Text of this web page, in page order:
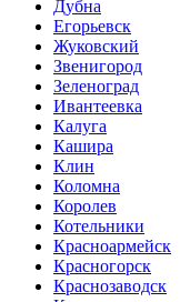
Дубна
Егорьевск
Жуковский
Звенигород
Зеленоград
Ивантеевка
Калуга
Кашира
Клин
Коломна
Королев
Котельники
Красноармейск
Красногорск
Краснозаводск